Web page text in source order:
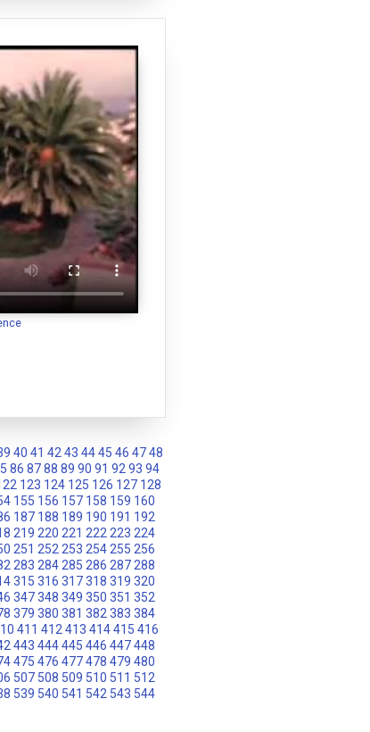
40 41 42 43 44 45 46 47 48
86 87 88 89 90 91 92 93 94
123 124 125 126 127 128
155 156 157 158 159 160
187 188 189 190 191 192
219 220 221 222 223 224
251 252 253 254 255 256
283 284 285 286 287 288
315 316 317 318 319 320
347 348 349 350 351 352
379 380 381 382 383 384
411 412 413 414 415 416
443 444 445 446 447 448
475 476 477 478 479 480
507 508 509 510 511 512
539 540 541 542 543 544